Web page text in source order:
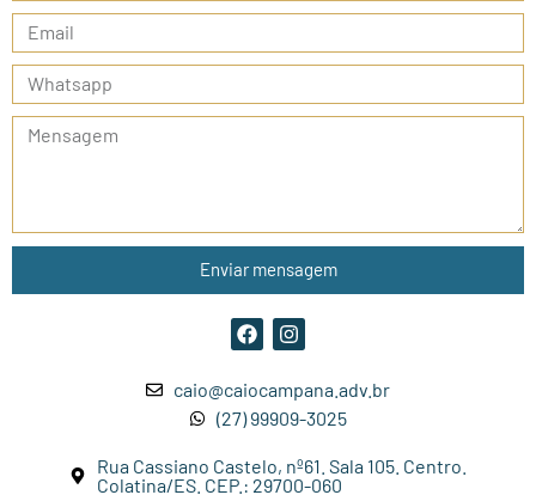
Enviar mensagem
caio@caiocampana.adv.br
(27) 99909-3025
Rua Cassiano Castelo, nº61. Sala 105. Centro.
Colatina/ES. CEP.: 29700-060